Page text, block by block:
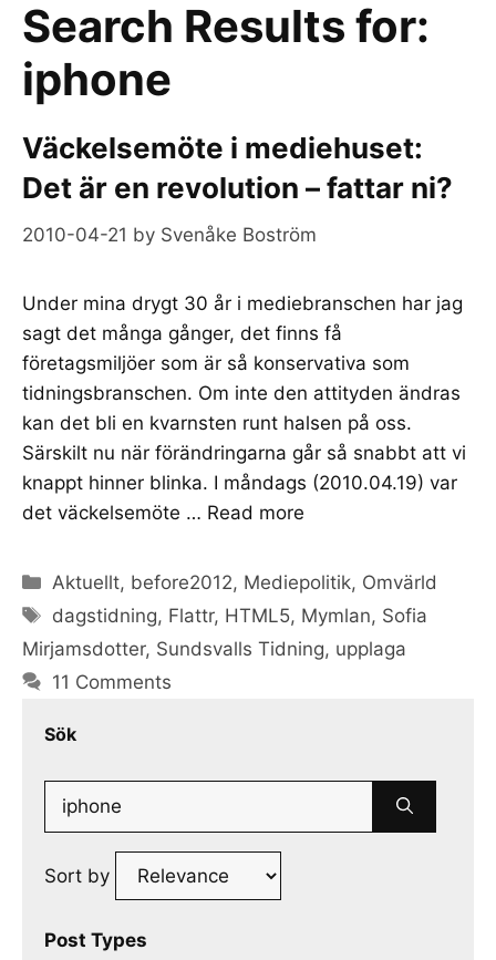
Search Results for:
iphone
Väckelsemöte i mediehuset:
Det är en revolution – fattar ni?
2010-04-21 by Svenåke Boström
Under mina drygt 30 år i mediebranschen har jag
sagt det många gånger, det finns få
företagsmiljöer som är så konservativa som
tidningsbranschen. Om inte den attityden ändras
kan det bli en kvarnsten runt halsen på oss.
Särskilt nu när förändringarna går så snabbt att vi
knappt hinner blinka. I måndags (2010.04.19) var
det väckelsemöte … Read more
Categories
Aktuellt, before2012, Mediepolitik, Omvärld
Tags
dagstidning, Flattr, HTML5, Mymlan, Sofia
Mirjamsdotter, Sundsvalls Tidning, upplaga
11 Comments
Sök
Search
for:
Sort by
Post Types